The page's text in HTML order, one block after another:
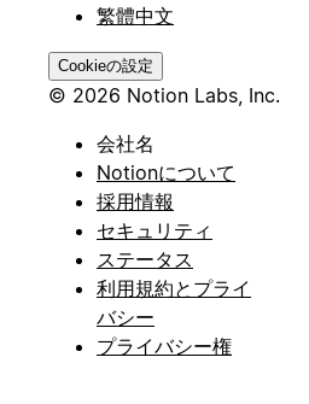
繁體中文
Cookieの設定
© 2026 Notion Labs, Inc.
会社名
Notionについて
採用情報
セキュリティ
ステータス
利用規約とプライ
バシー
プライバシー権